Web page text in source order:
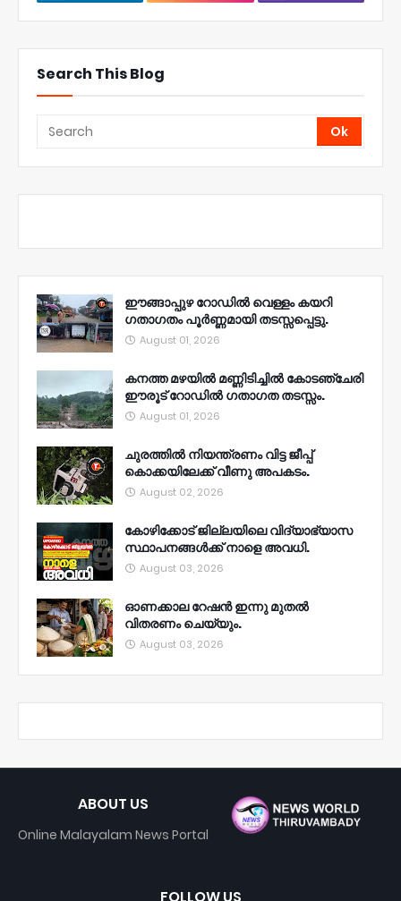
Search This Blog
ഈങ്ങാപ്പുഴ റോഡിൽ വെള്ളം കയറി
ഗതാഗതം പൂർണ്ണമായി തടസ്സപ്പെട്ടു.
August 01, 2026
കനത്ത മഴയിൽ മണ്ണിടിച്ചിൽ കോടഞ്ചേരി
ഈരൂട് റോഡിൽ ഗതാഗത തടസ്സം.
August 01, 2026
ചുരത്തിൽ നിയന്ത്രണം വിട്ട ജീപ്പ്
കൊക്കയിലേക്ക് വീണു അപകടം.
August 02, 2026
കോഴിക്കോട് ജില്ലയിലെ വിദ്യാഭ്യാസ
സ്ഥാപനങ്ങൾക്ക് നാളെ അവധി.
August 03, 2026
ഓണക്കാല റേഷൻ ഇന്നു മുതല്‍
വിതരണം ചെയ്യും.
August 03, 2026
ABOUT US
Online Malayalam News Portal